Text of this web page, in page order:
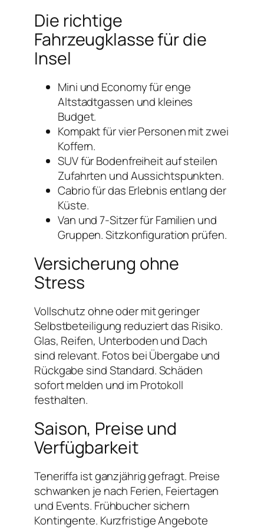
Die richtige
Fahrzeugklasse für die
Insel
Mini und Economy für enge
Altstadtgassen und kleines
Budget.
Kompakt für vier Personen mit zwei
Koffern.
SUV für Bodenfreiheit auf steilen
Zufahrten und Aussichtspunkten.
Cabrio für das Erlebnis entlang der
Küste.
Van und 7-Sitzer für Familien und
Gruppen. Sitzkonfiguration prüfen.
Versicherung ohne
Stress
Vollschutz ohne oder mit geringer
Selbstbeteiligung reduziert das Risiko.
Glas, Reifen, Unterboden und Dach
sind relevant. Fotos bei Übergabe und
Rückgabe sind Standard. Schäden
sofort melden und im Protokoll
festhalten.
Saison, Preise und
Verfügbarkeit
Teneriffa ist ganzjährig gefragt. Preise
schwanken je nach Ferien, Feiertagen
und Events. Frühbucher sichern
Kontingente. Kurzfristige Angebote